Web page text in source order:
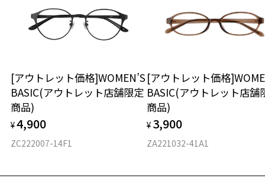
フロント素材：ステンレス
もっと見る
ダウンロード
[アウトレット価格]WOMEN’S
BASIC(アウトレット店舗限定
商品)
¥4,900
ZC222007-14F1
[アウトレット価格
BASIC(アウトレット店舗
商品)
¥ 3,900
ZA221032-41A1